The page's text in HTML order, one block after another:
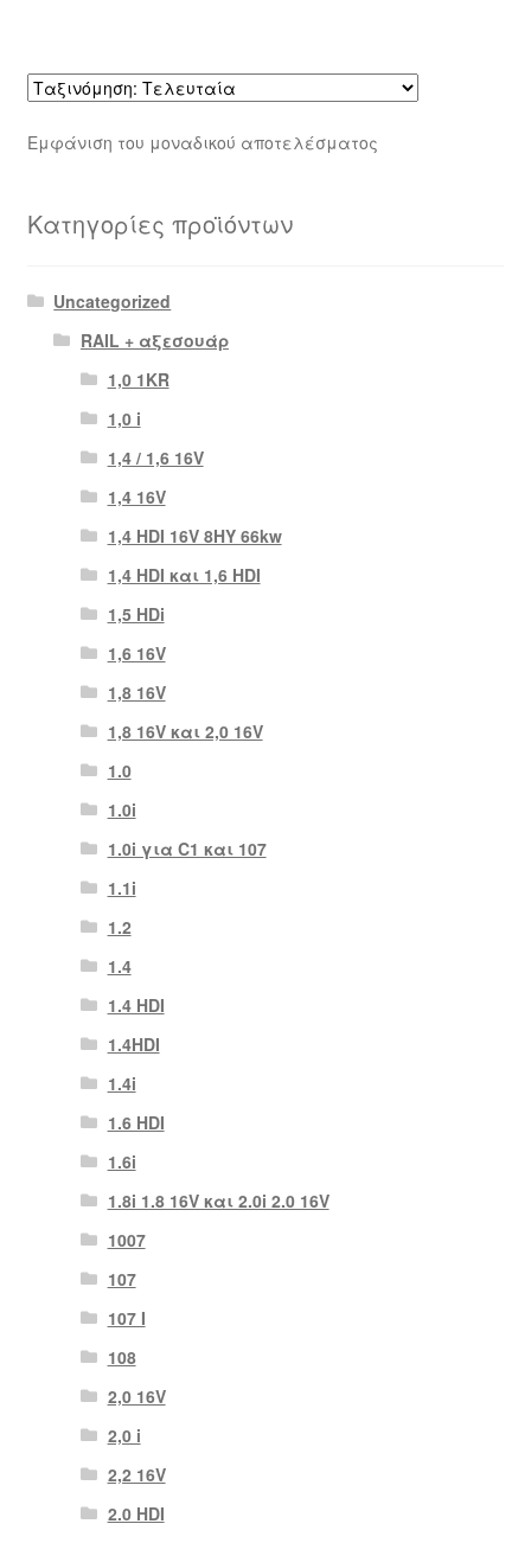
Εμφάνιση του μοναδικού αποτελέσματος
Κατηγορίες προϊόντων
Uncategorized
RAIL + αξεσουάρ
1,0 1KR
1,0 i
1,4 / 1,6 16V
1,4 16V
1,4 HDI 16V 8HY 66kw
1,4 HDI και 1,6 HDI
1,5 HDi
1,6 16V
1,8 16V
1,8 16V και 2,0 16V
1.0
1.0i
1.0i για C1 και 107
1.1i
1.2
1.4
1.4 HDI
1.4HDI
1.4i
1.6 HDI
1.6i
1.8i 1.8 16V και 2.0i 2.0 16V
1007
107
107 Ι
108
2,0 16V
2,0 i
2,2 16V
2.0 HDI